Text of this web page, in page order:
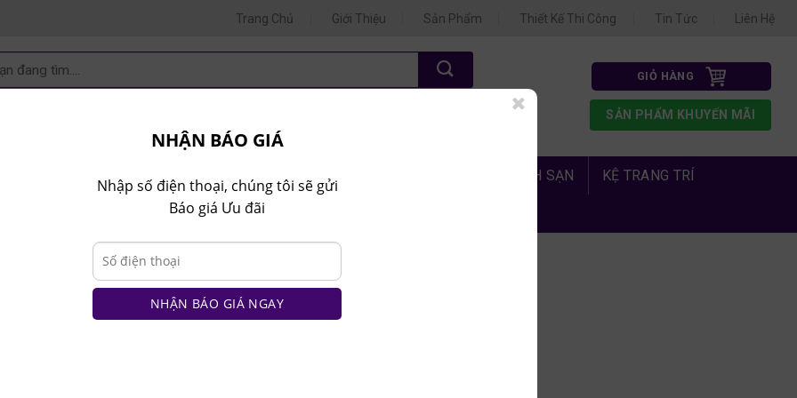
Trang Chủ Giới Thiệu Sản Phẩm Thiết Kế Thi Công Tin Tức Liên Hệ
0935.435.286
GIỎ HÀNG
SẢN PHẨM KHUYẾN MÃI
NT VĂN PHÒNG NT TRẺ EM COMBO PHÒNG NGỦ KHÁCH SẠN KỆ TRANG TRÍ
VÁCH NGĂN PK VÁCH ỐP TƯỜNG
l gỗ MDF blv11
NHẬN BÁO GIÁ
Nhập số điện thoại, chúng tôi sẽ gửi
Báo giá Ưu đãi
NHẬN BÁO GIÁ NGAY